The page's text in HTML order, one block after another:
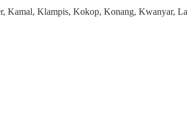
Kamal, Klampis, Kokop, Konang, Kwanyar,